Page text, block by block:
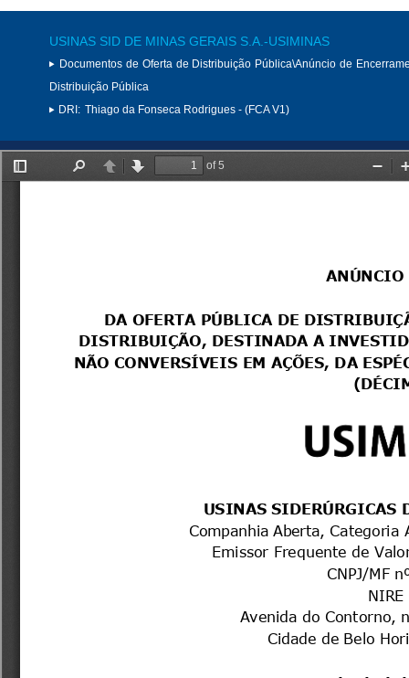
USINAS SID DE MINAS GERAIS S.A.-USIMINAS
Documentos de Oferta de Distribuição Pública\Anúncio de
Distribuição Pública
DRI: Thiago da Fonseca Rodrigues - (FCA V1)